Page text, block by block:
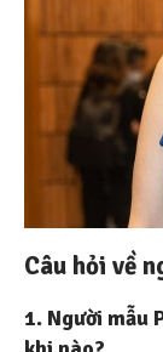
Câu hỏi về
1. Người mẫu